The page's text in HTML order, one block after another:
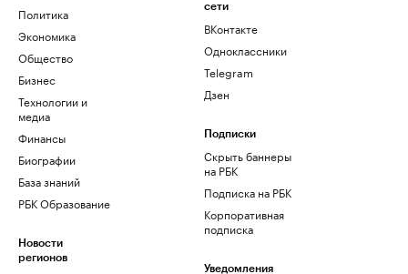
Политика
Экономика
Общество
Бизнес
Технологии и
медиа
Финансы
Биографии
База знаний
РБК Образование
Новости
регионов
сети
ВКонтакте
Одноклассники
Telegram
Дзен
Подписки
Скрыть баннеры
на РБК
Подписка на РБК
Корпоративная
подписка
Уведомления